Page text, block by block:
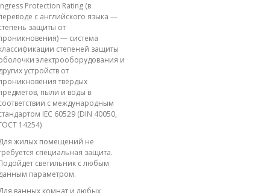
Protection Rating (в
с английского языка —
защиты от
— система
степеней защиты
электрооборудования и
устройств от
твёрдых
пыли и воды в
с международным
IEC 60529 (DIN 40050,
14254)
жилых помещений не
специальная защита.
светильник с любым
параметром.
ванных комнат и любых